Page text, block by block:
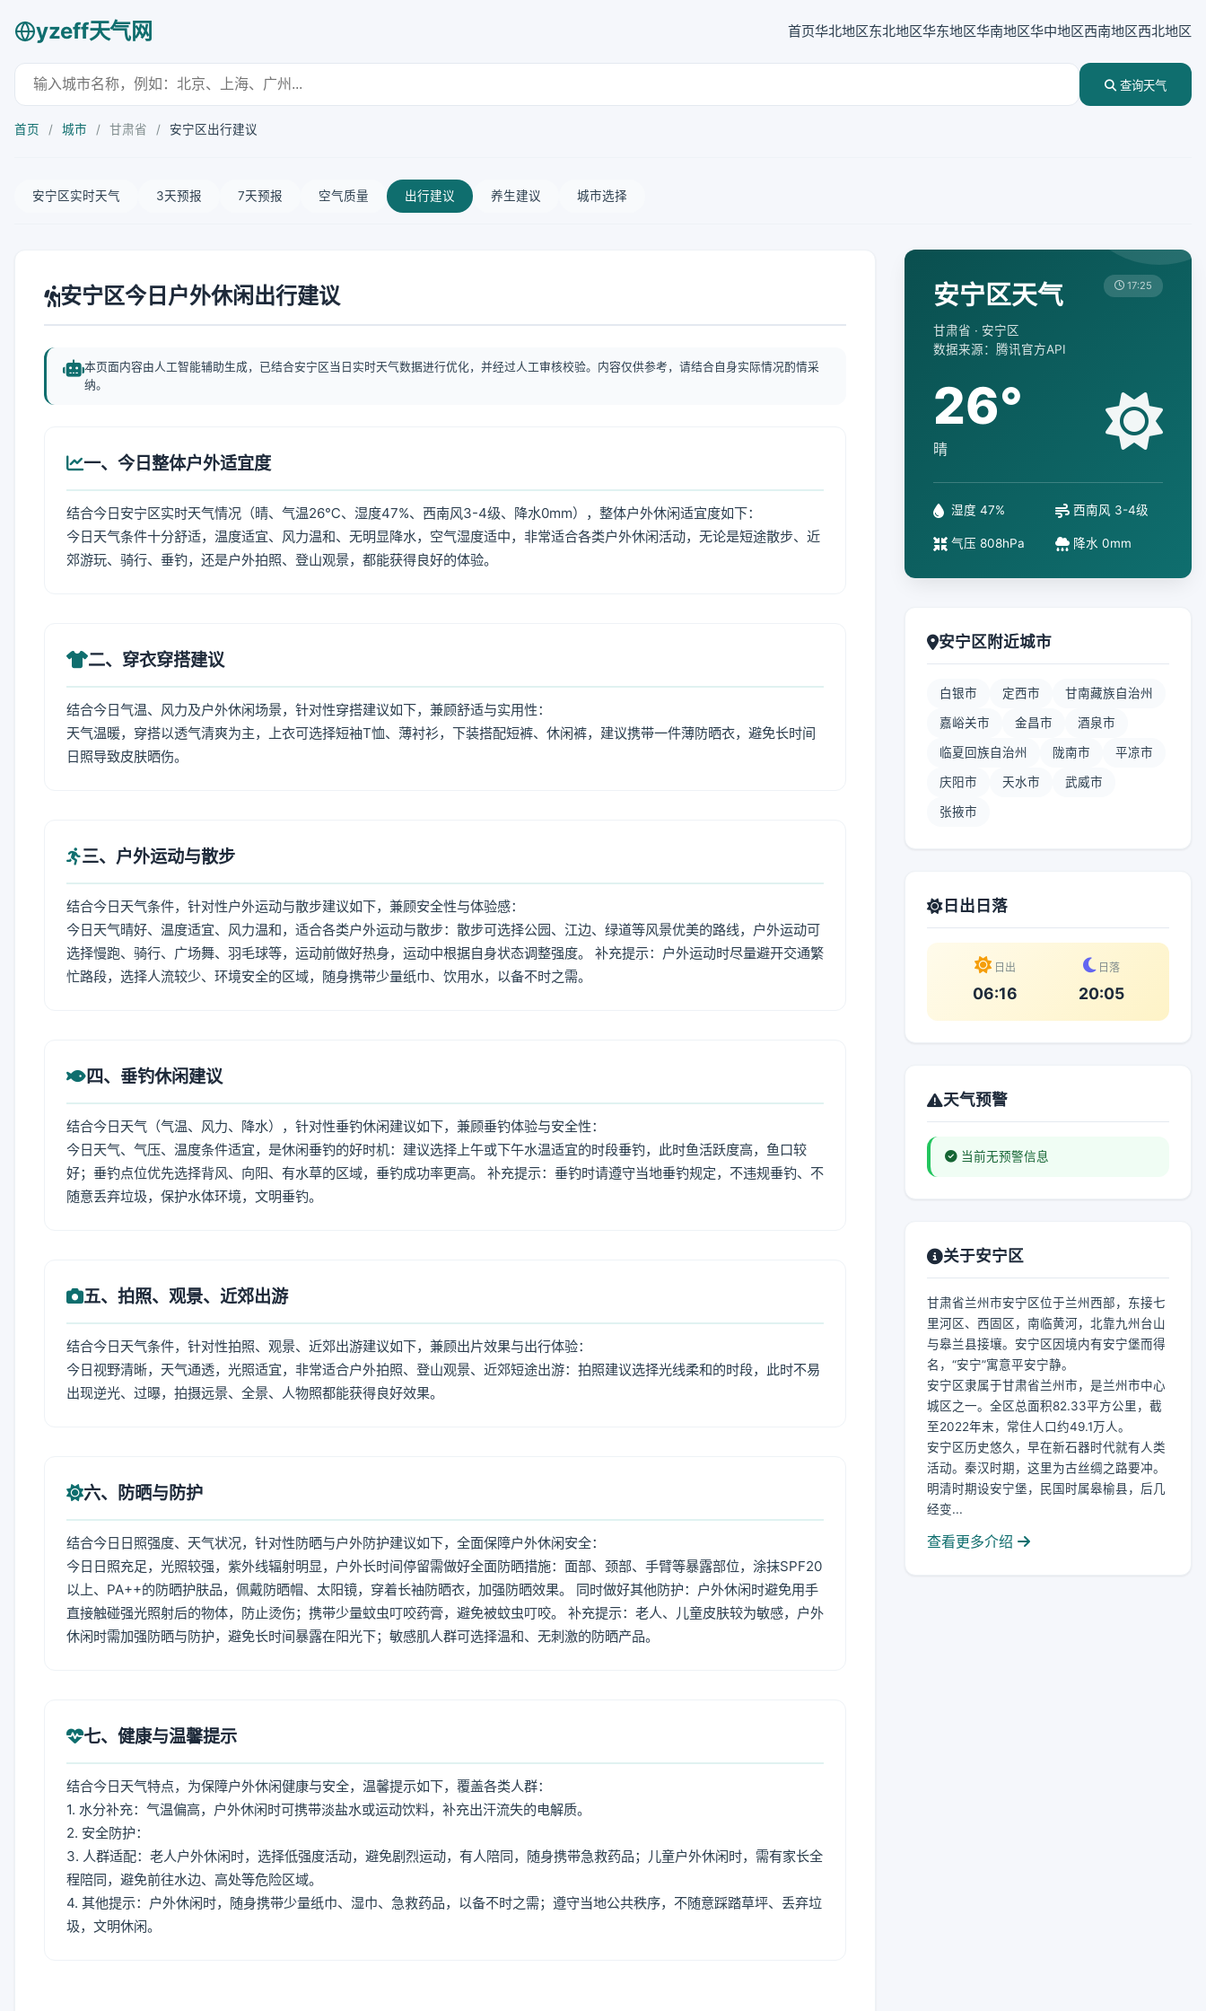
yzeff天气网 首页华北地区东北地区华东地区华南地区华中地区西南地区西北地区
查询天气
首页 / 城市 / 甘肃省 / 安宁区出行建议
安宁区实时天气 3天预报 7天预报 空气质量 出行建议 养生建议 城市选择
安宁区今日户外休闲出行建议
本页面内容由人工智能辅助生成，已结合安宁区当日实时天气数据进行优化，并经过人工审核校验。内容仅供参考，请结合自身实际情况酌情采
纳。
一、今日整体户外适宜度
结合今日安宁区实时天气情况（晴、气温26℃、湿度47%、西南风3-4级、降水0mm），整体户外休闲适宜度如下：
今日天气条件十分舒适，温度适宜、风力温和、无明显降水，空气湿度适中，非常适合各类户外休闲活动，无论是短途散步、近
郊游玩、骑行、垂钓，还是户外拍照、登山观景，都能获得良好的体验。
二、穿衣穿搭建议
结合今日气温、风力及户外休闲场景，针对性穿搭建议如下，兼顾舒适与实用性：
天气温暖，穿搭以透气清爽为主，上衣可选择短袖T恤、薄衬衫，下装搭配短裤、休闲裤，建议携带一件薄防晒衣，避免长时间
日照导致皮肤晒伤。
三、户外运动与散步
结合今日天气条件，针对性户外运动与散步建议如下，兼顾安全性与体验感：
今日天气晴好、温度适宜、风力温和，适合各类户外运动与散步：散步可选择公园、江边、绿道等风景优美的路线，户外运动可
选择慢跑、骑行、广场舞、羽毛球等，运动前做好热身，运动中根据自身状态调整强度。 补充提示：户外运动时尽量避开交通繁
忙路段，选择人流较少、环境安全的区域，随身携带少量纸巾、饮用水，以备不时之需。
四、垂钓休闲建议
结合今日天气（气温、风力、降水），针对性垂钓休闲建议如下，兼顾垂钓体验与安全性：
今日天气、气压、温度条件适宜，是休闲垂钓的好时机：建议选择上午或下午水温适宜的时段垂钓，此时鱼活跃度高，鱼口较
好；垂钓点位优先选择背风、向阳、有水草的区域，垂钓成功率更高。 补充提示：垂钓时请遵守当地垂钓规定，不违规垂钓、不
随意丢弃垃圾，保护水体环境，文明垂钓。
五、拍照、观景、近郊出游
结合今日天气条件，针对性拍照、观景、近郊出游建议如下，兼顾出片效果与出行体验：
今日视野清晰，天气通透，光照适宜，非常适合户外拍照、登山观景、近郊短途出游：拍照建议选择光线柔和的时段，此时不易
出现逆光、过曝，拍摄远景、全景、人物照都能获得良好效果。
六、防晒与防护
结合今日日照强度、天气状况，针对性防晒与户外防护建议如下，全面保障户外休闲安全：
今日日照充足，光照较强，紫外线辐射明显，户外长时间停留需做好全面防晒措施：面部、颈部、手臂等暴露部位，涂抹SPF20
以上、PA++的防晒护肤品，佩戴防晒帽、太阳镜，穿着长袖防晒衣，加强防晒效果。 同时做好其他防护：户外休闲时避免用手
直接触碰强光照射后的物体，防止烫伤；携带少量蚊虫叮咬药膏，避免被蚊虫叮咬。 补充提示：老人、儿童皮肤较为敏感，户外
休闲时需加强防晒与防护，避免长时间暴露在阳光下；敏感肌人群可选择温和、无刺激的防晒产品。
七、健康与温馨提示
结合今日天气特点，为保障户外休闲健康与安全，温馨提示如下，覆盖各类人群：
1. 水分补充：气温偏高，户外休闲时可携带淡盐水或运动饮料，补充出汗流失的电解质。
2. 安全防护：
3. 人群适配：老人户外休闲时，选择低强度活动，避免剧烈运动，有人陪同，随身携带急救药品；儿童户外休闲时，需有家长全
程陪同，避免前往水边、高处等危险区域。
4. 其他提示：户外休闲时，随身携带少量纸巾、湿巾、急救药品，以备不时之需；遵守当地公共秩序，不随意踩踏草坪、丢弃垃
圾，文明休闲。
安宁区天气
甘肃省 · 安宁区
数据来源：腾讯官方API
17:25
26°
晴
湿度 47% 西南风 3-4级
气压 808hPa 降水 0mm
安宁区附近城市
白银市 定西市 甘南藏族自治州
嘉峪关市 金昌市 酒泉市
临夏回族自治州 陇南市 平凉市
庆阳市 天水市 武威市
张掖市
日出日落
日出
06:16
日落
20:05
天气预警
当前无预警信息
关于安宁区
甘肃省兰州市安宁区位于兰州西部，东接七
里河区、西固区，南临黄河，北靠九州台山
与皋兰县接壤。安宁区因境内有安宁堡而得
名，“安宁”寓意平安宁静。
安宁区隶属于甘肃省兰州市，是兰州市中心
城区之一。全区总面积82.33平方公里，截
至2022年末，常住人口约49.1万人。
安宁区历史悠久，早在新石器时代就有人类
活动。秦汉时期，这里为古丝绸之路要冲。
明清时期设安宁堡，民国时属皋榆县，后几
经变...
查看更多介绍